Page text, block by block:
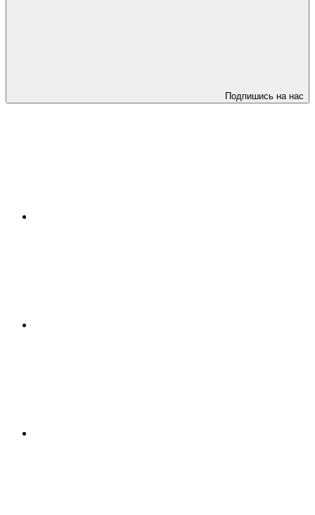
Подпишись на нас